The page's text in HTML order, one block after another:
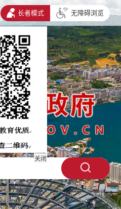
关闭
长者模式 无障碍浏览